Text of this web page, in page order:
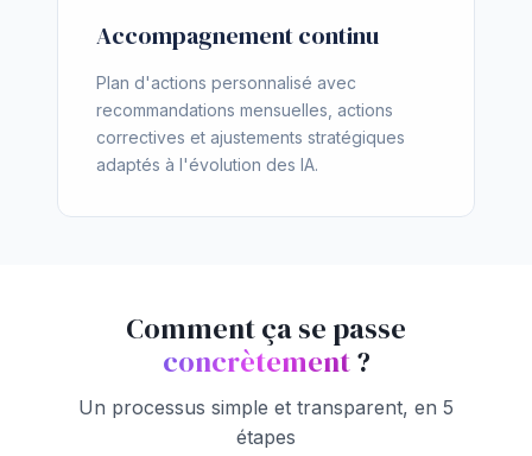
Accompagnement continu
Plan d'actions personnalisé avec
recommandations mensuelles, actions
correctives et ajustements stratégiques
adaptés à l'évolution des IA.
Comment ça se passe
concrètement?
Un processus simple et transparent, en 5
étapes